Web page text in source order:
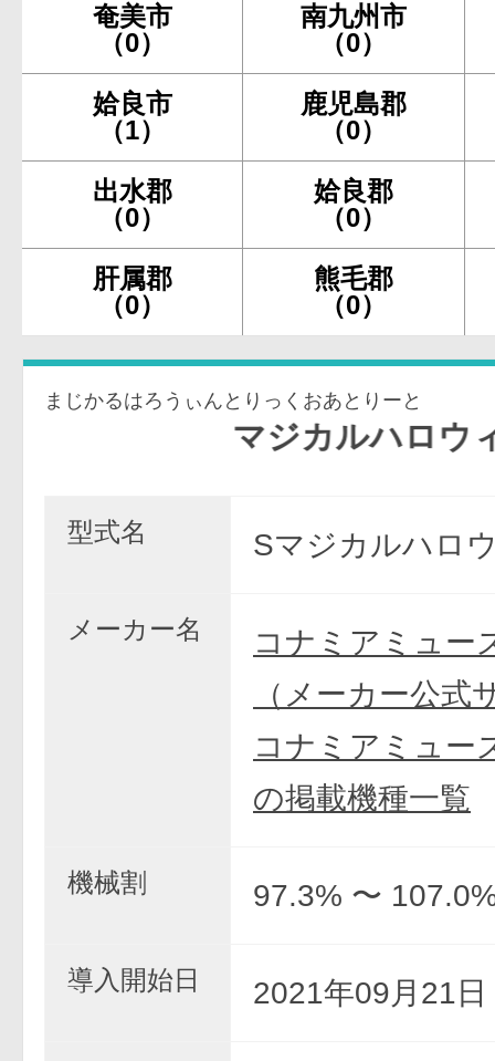
奄美市
（0）
南九州市
（0）
姶良市
（1）
鹿児島郡
（0）
出水郡
（0）
姶良郡
（0）
肝属郡
（0）
熊毛郡
（0）
まじかるはろうぃんとりっくおあとりーと
マジカルハロウィン〜
型式名 Sマジカルハロ
メーカー名
コナミアミュー
（メーカー公式
コナミアミュー
の掲載機種一覧
機械割 97.3% 〜
導入開始日 2021年09月21日